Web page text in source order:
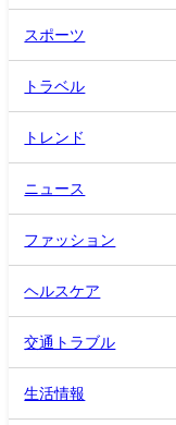
スポーツ
トラベル
トレンド
ニュース
ファッション
ヘルスケア
交通トラブル
生活情報